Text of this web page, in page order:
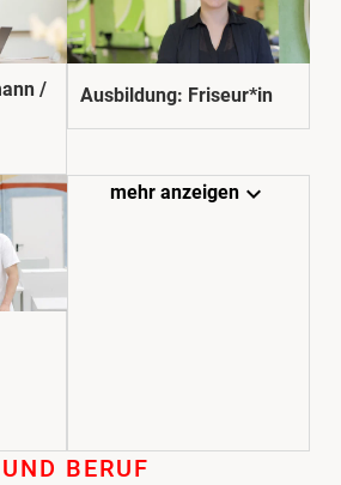
/
Ausbildung: Friseur*in
mehr anzeigenexpand_more
BERUF